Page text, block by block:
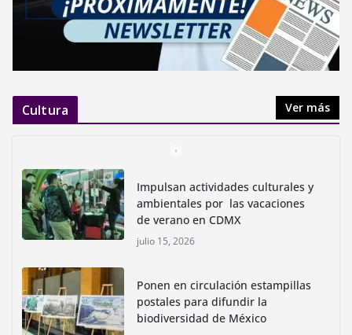
Cultura Ver más
Impulsan actividades culturales y
ambientales por las vacaciones
de verano en CDMX
julio 15, 2026
Ponen en circulación estampillas
postales para difundir la
biodiversidad de México